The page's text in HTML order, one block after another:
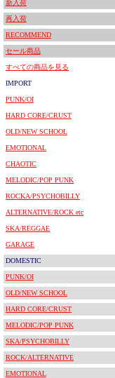
新入荷
再入荷
RECOMMEND
セール商品
すべての商品を見る
IMPORT
PUNK/OI
HARD CORE/CRUST
OLD/NEW SCHOOL
EMOTIONAL
CHAOTIC
MELODIC/POP PUNK
ROCKA/PSYCHOBILLY
ALTERNATIVE/ROCK etc
SKA/REGGAE
GARAGE
DOMESTIC
PUNK/OI
OLD/NEW SCHOOL
HARD CORE/CRUST
MELODIC/POP PUNK
SKA/PSYCHOBILLY
ROCK/ALTERNATIVE
EMOTIONAL